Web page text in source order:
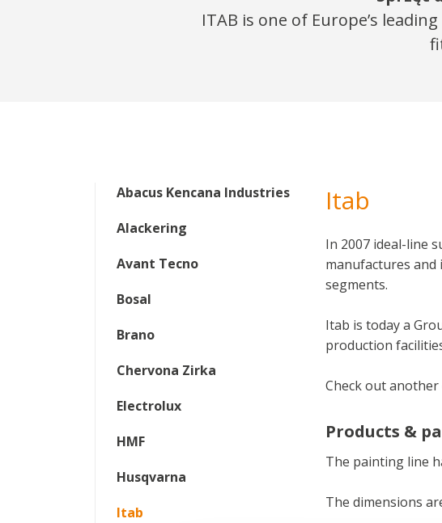
ITAB is one of Europe’s
Abacus Kencana Industries
Alackering
Avant Tecno
Bosal
Brano
Chervona Zirka
Electrolux
HMF
Husqvarna
Itab
Itab
In 2007 ideal-line
manufactures
segments.
Itab is today a
production
Check out
Products &
The painting line
The dimensions